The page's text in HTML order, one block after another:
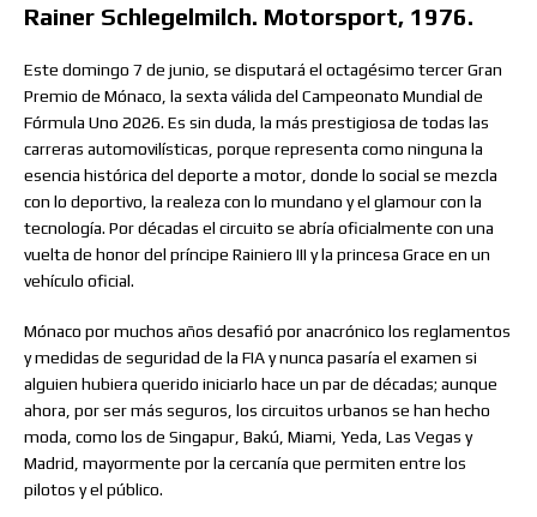
Rainer Schlegelmilch. Motorsport, 1976.
Este domingo 7 de junio, se disputará el octagésimo tercer Gran
Premio de Mónaco, la sexta válida del Campeonato Mundial de
Fórmula Uno 2026. Es sin duda, la más prestigiosa de todas las
carreras automovilísticas, porque representa como ninguna la
esencia histórica del deporte a motor, donde lo social se mezcla
con lo deportivo, la realeza con lo mundano y el glamour con la
tecnología. Por décadas el circuito se abría oficialmente con una
vuelta de honor del príncipe Rainiero III y la princesa Grace en un
vehículo oficial.
Mónaco por muchos años desafió por anacrónico los reglamentos
y medidas de seguridad de la FIA y nunca pasaría el examen si
alguien hubiera querido iniciarlo hace un par de décadas; aunque
ahora, por ser más seguros, los circuitos urbanos se han hecho
moda, como los de Singapur, Bakú, Miami, Yeda, Las Vegas y
Madrid, mayormente por la cercanía que permiten entre los
pilotos y el público.